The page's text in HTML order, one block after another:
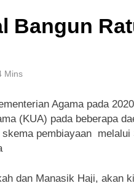
Bangun
Mins
Agama pada
(KUA) pada beberapa
pembiayaan
dan Manasik Haji, akan